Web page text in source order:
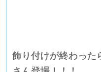
飾り付けが終わった